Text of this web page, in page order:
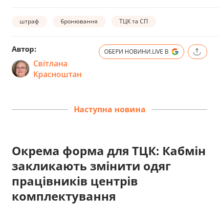
штраф бронювання ТЦК та СП
Автор:
Світлана
Красноштан
ОБЕРИ НОВИНИ.LIVE В
Наступна новина
Окрема форма для ТЦК: Кабмін
закликають змінити одяг
працівників центрів
комплектування